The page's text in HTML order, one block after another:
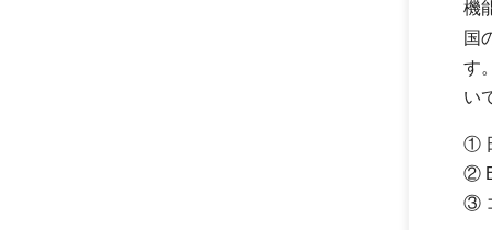
機
国
す
い
①
②
③